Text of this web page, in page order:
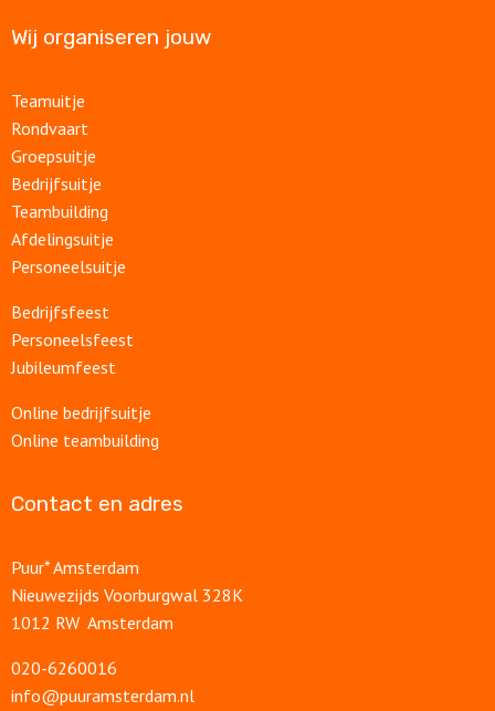
Wij organiseren jouw
Teamuitje
Rondvaart
Groepsuitje
Bedrijfsuitje
Teambuilding
Afdelingsuitje
Personeelsuitje
Bedrijfsfeest
Personeelsfeest
Jubileumfeest
Online bedrijfsuitje
Online teambuilding
Contact en adres
Puur* Amsterdam
Nieuwezijds Voorburgwal 328K
1012 RW Amsterdam
020-6260016
info@puuramsterdam.nl